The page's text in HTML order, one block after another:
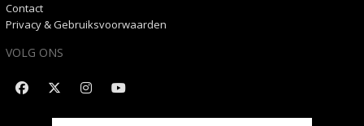
Contact
Privacy & Gebruiksvoorwaarden
VOLG ONS